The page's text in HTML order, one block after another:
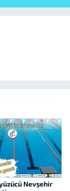
Nevşehir